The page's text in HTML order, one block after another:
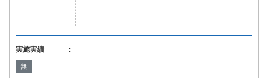
実施実績 ：
無